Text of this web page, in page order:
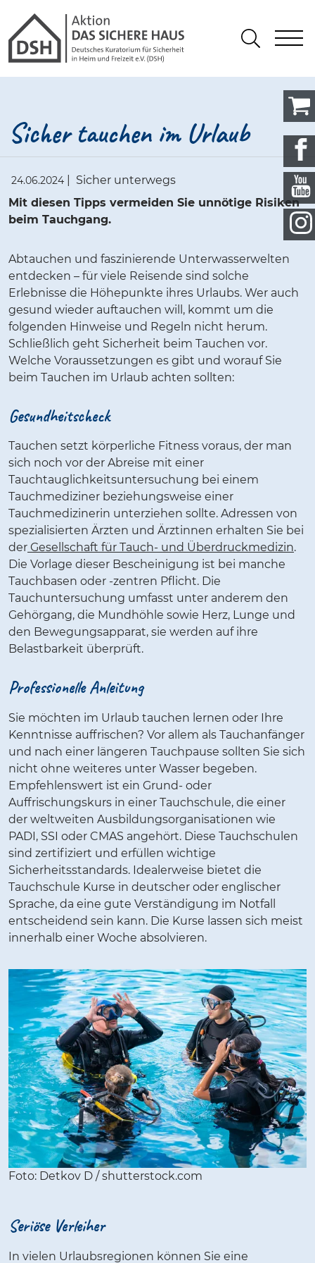
Gathmann Michaelis und
Suchen
Sicher tauchen im Urlaub
24.06.2024
Sicher unterwegs
Mit diesen Tipps vermeiden Sie unnötige Risiken
beim Tauchgang.
Abtauchen und faszinierende Unterwasserwelten
entdecken – für viele Reisende sind solche
Erlebnisse die Höhepunkte ihres Urlaubs. Wer auch
gesund wieder auftauchen will, kommt um die
folgenden Hinweise und Regeln nicht herum.
Schließlich geht Sicherheit beim Tauchen vor.
Welche Voraussetzungen es gibt und worauf Sie
beim Tauchen im Urlaub achten sollten:
Gesundheitscheck
Tauchen setzt körperliche Fitness voraus, der man
sich noch vor der Abreise mit einer
Tauchtauglichkeitsuntersuchung bei einem
Tauchmediziner beziehungsweise einer
Tauchmedizinerin unterziehen sollte. Adressen von
spezialisierten Ärzten und Ärztinnen erhalten Sie bei
der Gesellschaft für Tauch- und Überdruckmedizin.
Die Vorlage dieser Bescheinigung ist bei manche
Tauchbasen oder -zentren Pflicht. Die
Tauchuntersuchung umfasst unter anderem den
Gehörgang, die Mundhöhle sowie Herz, Lunge und
den Bewegungsapparat, sie werden auf ihre
Belastbarkeit überprüft.
Professionelle Anleitung
Sie möchten im Urlaub tauchen lernen oder Ihre
Kenntnisse auffrischen? Vor allem als Tauchanfänger
und nach einer längeren Tauchpause sollten Sie sich
nicht ohne weiteres unter Wasser begeben.
Empfehlenswert ist ein Grund- oder
Auffrischungskurs in einer Tauchschule, die einer
der weltweiten Ausbildungsorganisationen wie
PADI, SSI oder CMAS angehört. Diese Tauchschulen
sind zertifiziert und erfüllen wichtige
Sicherheitsstandards. Idealerweise bietet die
Tauchschule Kurse in deutscher oder englischer
Sprache, da eine gute Verständigung im Notfall
entscheidend sein kann. Die Kurse lassen sich meist
innerhalb einer Woche absolvieren.
Foto: Detkov D / shutterstock.com
Seriöse Verleiher
In vielen Urlaubsregionen können Sie eine